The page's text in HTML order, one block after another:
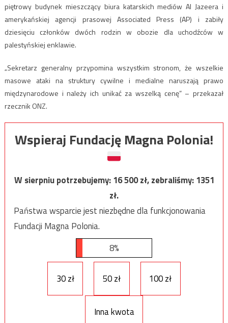
piętrowy budynek mieszczący biura katarskich mediów Al Jazeera i
amerykańskiej agencji prasowej Associated Press (AP) i zabiły
dziesięciu członków dwóch rodzin w obozie dla uchodźców w
palestyńskiej enklawie.
„Sekretarz generalny przypomina wszystkim stronom, że wszelkie
masowe ataki na struktury cywilne i medialne naruszają prawo
międzynarodowe i należy ich unikać za wszelką cenę” – przekazał
rzecznik ONZ.
Wspieraj Fundację Magna Polonia!
W sierpniu potrzebujemy:16 500zł, zebraliśmy:1351
zł.
Państwa wsparcie jest niezbędne dla funkcjonowania
Fundacji Magna Polonia.
8%
30 zł 50 zł 100 zł
Inna kwota